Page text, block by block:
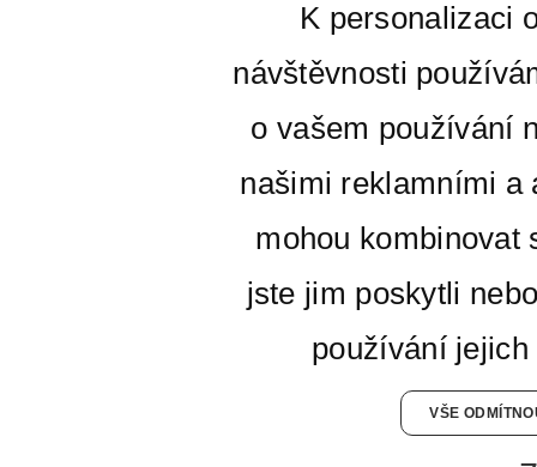
K personalizaci
návštěvnosti
o vašem používání
našimi reklamními a
mohou kombinovat
jste jim poskytli
používání
VŠE